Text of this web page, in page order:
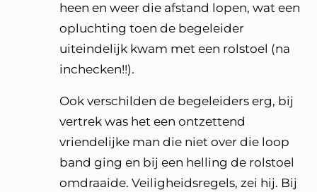
heen en weer die afstand lopen, wat een
opluchting toen de begeleider
uiteindelijk kwam met een rolstoel (na
inchecken!!).
Ook verschilden de begeleiders erg, bij
vertrek was het een ontzettend
vriendelijke man die niet over die loop
band ging en bij een helling de rolstoel
omdraaide. Veiligheidsregels, zei hij. Bij